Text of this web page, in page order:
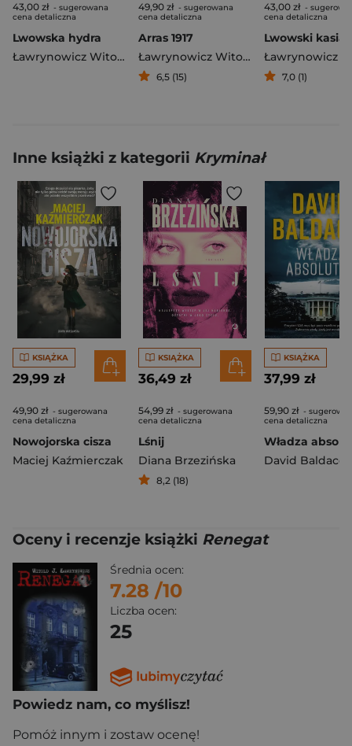
43,00 zł - sugerowana
cena detaliczna
Lwowska hydra
Ławrynowicz Witold J.
49,90 zł - sugerowana
cena detaliczna
Arras 1917
Ławrynowicz Witold J.
6,5 (15)
43,00 zł -
cena detaliczna
Lwowski
7,0 (1)
Inne książki z kategorii Kryminał
KSIĄŻKA
29,99 zł
49,90 zł - sugerowana
cena detaliczna
Nowojorska cisza
Maciej Kaźmierczak
KSIĄŻKA
36,49 zł
54,99 zł - sugerowana
cena detaliczna
Lśnij
Diana Brzezińska
8,2 (18)
KSIĄŻKA
37,99 zł
59,90 zł -
cena detaliczna
Władza
David Baldacci
Oceny i recenzje książki Renegat
Średnia ocen:
7.28 /10
Liczba ocen:
25
Powiedz nam, co myślisz!
Pomóż innym i zostaw ocenę!